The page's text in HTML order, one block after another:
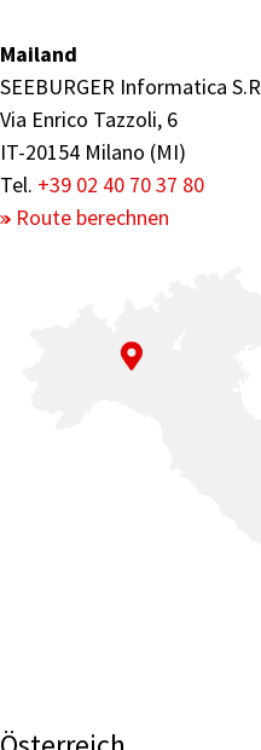
Mailand
SEEBURGER Informatica
Via Enrico Tazzoli, 6
IT-20154 Milano (MI)
Tel. +39 02 40 70 37 80
Route berechnen